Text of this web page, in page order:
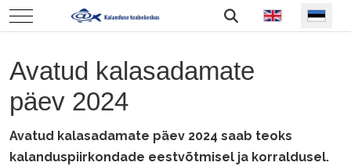
Mobile Menu Toggle Vali keel
Avatud kalasadamate
päev 2024
Avatud kalasadamate päev 2024 saab teoks
kalanduspiirkondade eestvõtmisel ja korraldusel.